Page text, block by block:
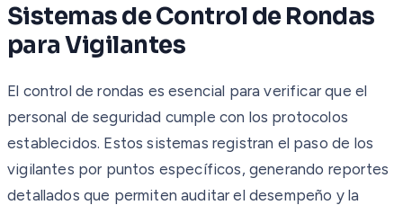
Sistemas de Control de Rondas
para Vigilantes
El control de rondas es esencial para verificar que el
personal de seguridad cumple con los protocolos
establecidos. Estos sistemas registran el paso de los
vigilantes por puntos específicos, generando reportes
detallados que permiten auditar el desempeño y la